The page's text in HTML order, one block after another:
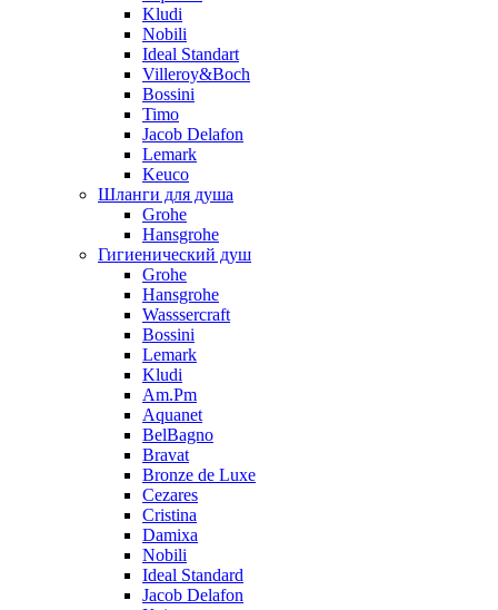
Kludi
Nobili
Ideal Standart
Villeroy&Boch
Bossini
Timo
Jacob Delafon
Lemark
Keuco
Шланги для душа
Grohe
Hansgrohe
Гигиенический душ
Grohe
Hansgrohe
Wasssercraft
Bossini
Lemark
Kludi
Am.Pm
Aquanet
BelBagno
Bravat
Bronze de Luxe
Cezares
Cristina
Damixa
Nobili
Ideal Standard
Jacob Delafon